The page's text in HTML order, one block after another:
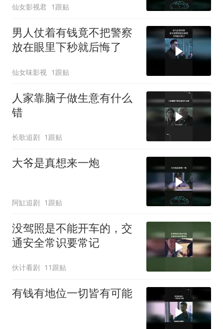
仙女影视君 1跟贴
男人仗着有钱竟不把警察
放在眼里下秒就后悔了
仙女味影视 1跟贴
人家靠脑子做生意有什么
错
长歌追剧 1跟贴
大爷是真想来一炮
阿缸追剧 1跟贴
没驾照是不能开车的，交
通安全常识要常记
伙计看剧 11跟贴
有钱有地位一切皆有可能